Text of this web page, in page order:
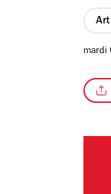
mardi